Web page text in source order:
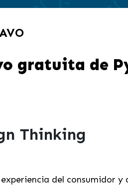
gratuita de
Thinking
del consumidor